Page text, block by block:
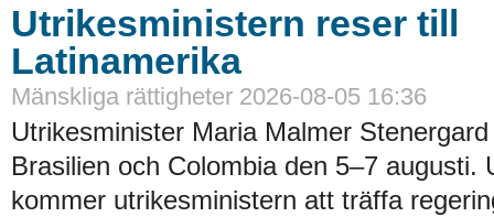
Utrikesministern reser till
Latinamerika
Mänskliga rättigheter 2026-08-05 16:36
Utrikesminister Maria Malmer
Brasilien och Colombia den 5–7 augusti.
kommer utrikesministern att träffa